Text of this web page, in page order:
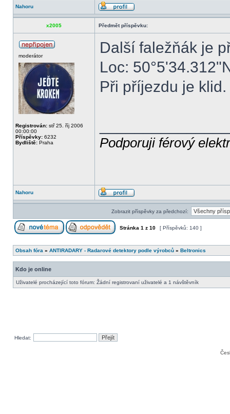
Nahoru
x2005 Předmět příspěvku:
moderátor
Registrován: stř 25. říj 2006
00:00:00
Příspěvky: 6232
Bydliště: Praha
Další faležňák je
Loc:
Při příjezdu je klid.
Podporuji férový
Nahoru
Zobrazit příspěvky za předchozí:
Stránka 1 z 10 [ Příspěvků: 140 ]
Obsah fóra » ANTIRADARY - Radarové detektory podle výrobců » Beltronics
Kdo je online
Uživatelé procházející toto fórum: Žádní registrovaní uživatelé a 1 návštěvník
Hledat: